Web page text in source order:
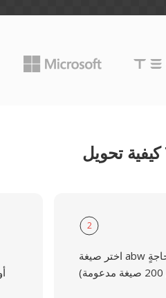
2
اختر صيغة abw أو أية صيغة أخرى أنت بحاجةٍ